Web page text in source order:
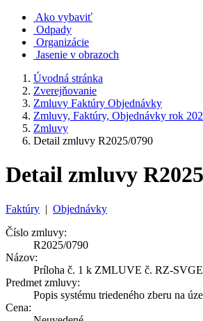
Ako vybaviť
Odpady
Organizácie
Jasenie v obrazoch
Úvodná stránka
Zverejňovanie
Zmluvy Faktúry Objednávky
Zmluvy, Faktúry, Objednávky rok
Zmluvy
Detail zmluvy R2025/0790
Detail zmluvy
Faktúry | Objednávky
Číslo zmluvy:
R2025/0790
Názov:
Príloha č. 1 k ZMLUVE č. RZ-
Predmet zmluvy:
Popis systému triedeného zberu na
Cena: